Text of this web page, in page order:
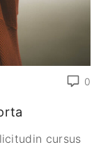
0
cursus